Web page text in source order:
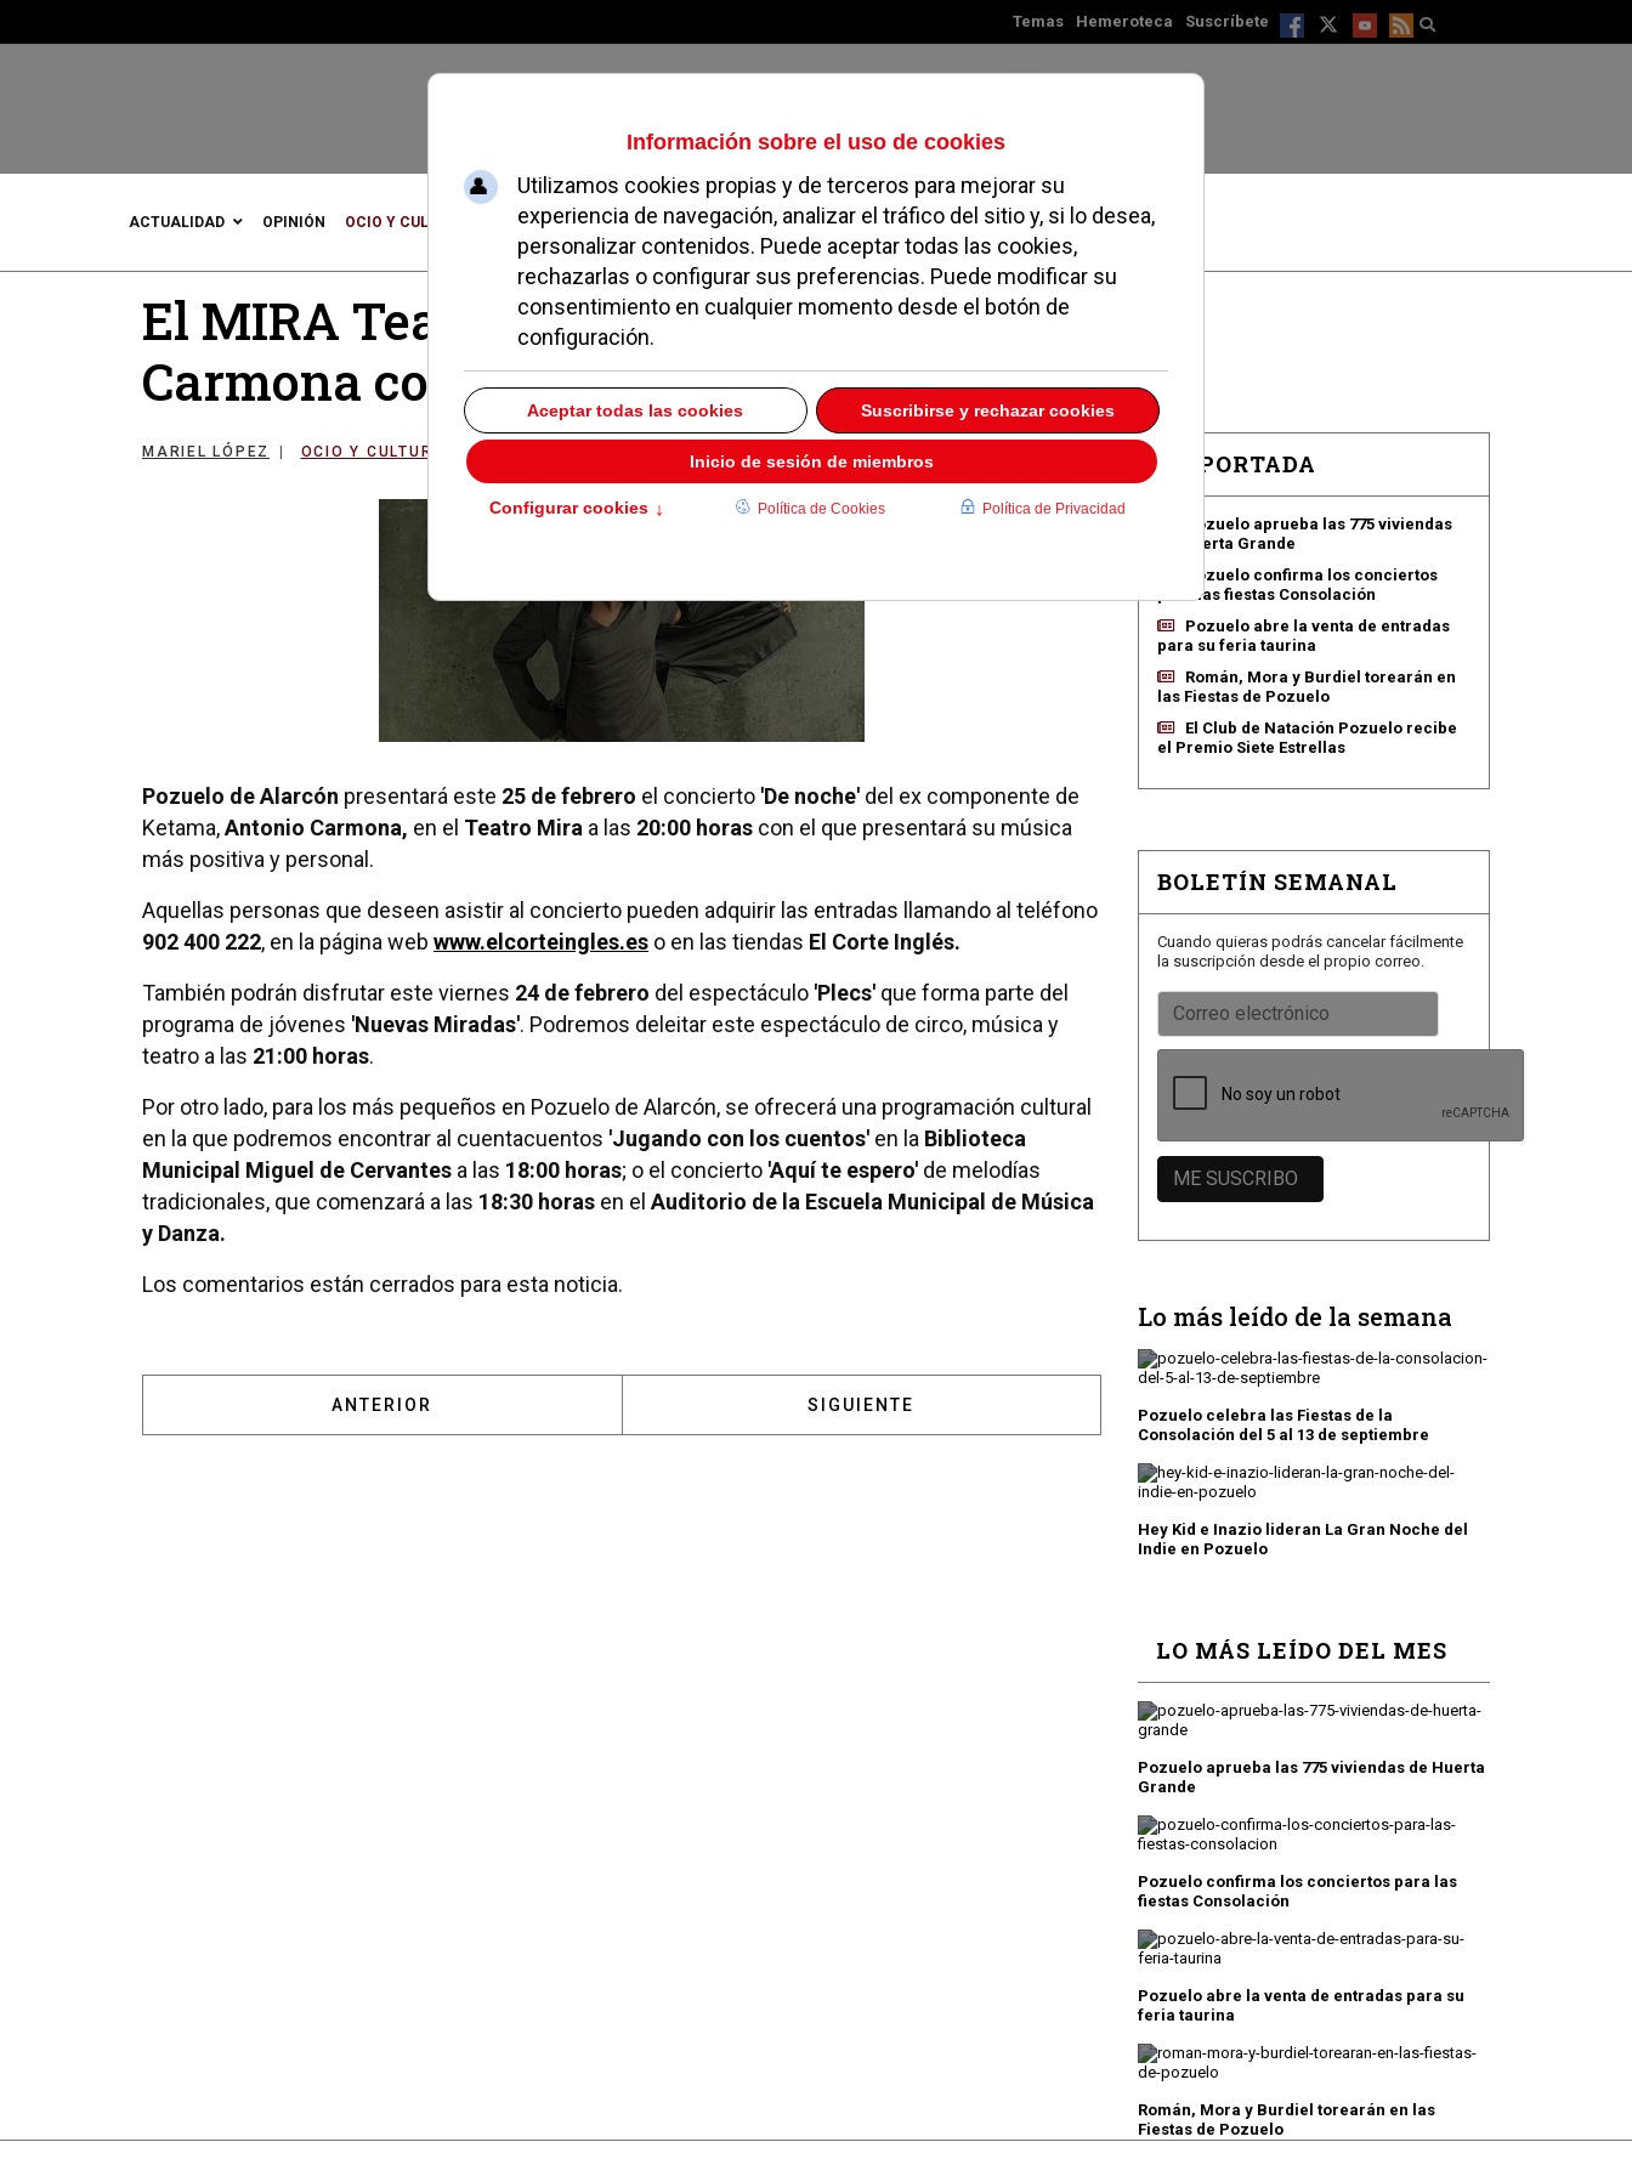
Temas Hemeroteca Suscríbete
Domingo, 09 de agosto de 2026
ACTUALIDAD OPINIÓN OCIO Y CULTURA DEPORTES MADRID NOROESTE SOCIEDAD MAGAZINE SERVICIOS
El MIRA Teatro presenta a Antonio
Carmona con su concierto ‘De Noche’
MARIEL LÓPEZ OCIO Y CULTURA
Pozuelo de Alarcón presentará este 25 de febrero el concierto 'De noche' del ex componente de
Ketama,Antonio Carmona, en el Teatro Mira a las 20:00 horas con el que presentará su música
más positiva y personal.
Aquellas personas que deseen asistir al concierto pueden adquirir las entradas llamando al teléfono
902 400 222, en la página web www.elcorteingles.es o en las tiendas El Corte Inglés.
También podrán disfrutar este viernes 24 de febrero del espectáculo 'Plecs' que forma parte del
programa de jóvenes 'Nuevas Miradas'. Podremos deleitar este espectáculo de circo, música y
teatro a las 21:00 horas.
Por otro lado, para los más pequeños en Pozuelo de Alarcón, se ofrecerá una programación cultural
en la que podremos encontrar al cuentacuentos 'Jugando con los cuentos' en la Biblioteca
Municipal Miguel de Cervantes a las 18:00 horas; o el concierto 'Aquí te espero' de melodías
tradicionales, que comenzará a las 18:30 horas en el Auditorio de la Escuela Municipal de Música
y Danza.
Los comentarios están cerrados para esta noticia.
ARTÍCULO ANTERIOR: ‘AFORADAS’ ES LA APUESTA PARA EL I FESTIVAL DE MIRADAS DE MUJERES
ANTERIOR ARTÍCULO SIGUIENTE: ESPECTÁCULOS, TERTULIAS Y CUENTACUENTOS
SIGUIENTE
EN PORTADA
Pozuelo aprueba las 775 viviendas
de Huerta Grande
Pozuelo confirma los conciertos
para las fiestas Consolación
Pozuelo abre la venta de entradas
para su feria taurina
Román, Mora y Burdiel torearán en
las Fiestas de Pozuelo
El Club de Natación Pozuelo recibe
el Premio Siete Estrellas
BOLETÍN SEMANAL
Cuando quieras podrás cancelar fácilmente
la suscripción desde el propio correo.
Lo más leído de la semana
Pozuelo celebra las Fiestas de la
Consolación del 5 al 13 de septiembre
Hey Kid e Inazio lideran La Gran Noche del
Indie en Pozuelo
LO MÁS LEÍDO DEL MES
Pozuelo aprueba las 775 viviendas de Huerta
Grande
Pozuelo confirma los conciertos para las
fiestas Consolación
Pozuelo abre la venta de entradas para su
feria taurina
Román, Mora y Burdiel torearán en las
Fiestas de Pozuelo